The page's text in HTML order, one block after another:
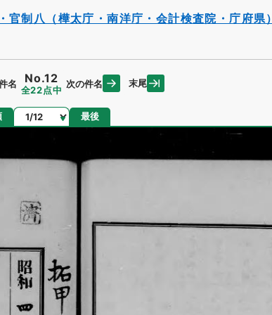
制八（樺太庁・南洋庁・会計検査院・庁府県）
名 No.12
全22点中
次の件名 末尾
ページ 最後